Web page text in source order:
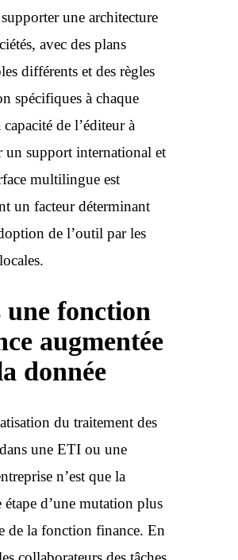
une architecture
avec des plans
différents et des règles
spécifiques à chaque
de l’éditeur à
un support international et
multilingue est
un facteur déterminant
de l’outil par les
une fonction
augmentée
donnée
du traitement des
une ETI ou une
n’est que la
étape d’une mutation plus
de la fonction finance. En